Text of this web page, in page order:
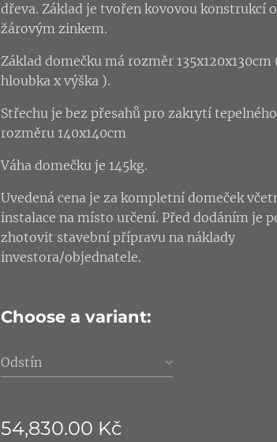
dřeva. Základ je tvořen kovovou konstrukcí
žárovým zinkem.
Základ domečku má rozměr 135x120x130cm
hloubka x výška ).
Střechu je bez přesahů pro zakrytí
rozměru 140x140cm
Váha domečku je 145kg.
Uvedená cena je za kompletní domeček
instalace na místo určení. Před dodáním je
zhotovit stavební přípravu na náklady
investora/objednatele.
Choose a variant:
Odstín
54,830.00 Kč